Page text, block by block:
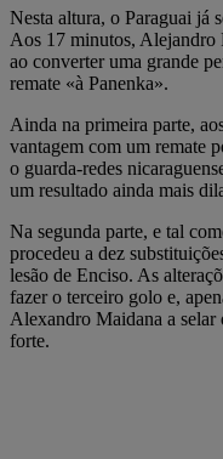
Nesta altura, o Paraguai já
Aos 17 minutos, Alejandro
ao converter uma grande
remate «à Panenka».
Ainda na primeira parte,
vantagem com um remate
o guarda-redes
um resultado ainda mais
Na segunda parte, e tal
procedeu a dez
lesão de Enciso. As
fazer o terceiro golo e,
Alexandro Maidana a
forte.